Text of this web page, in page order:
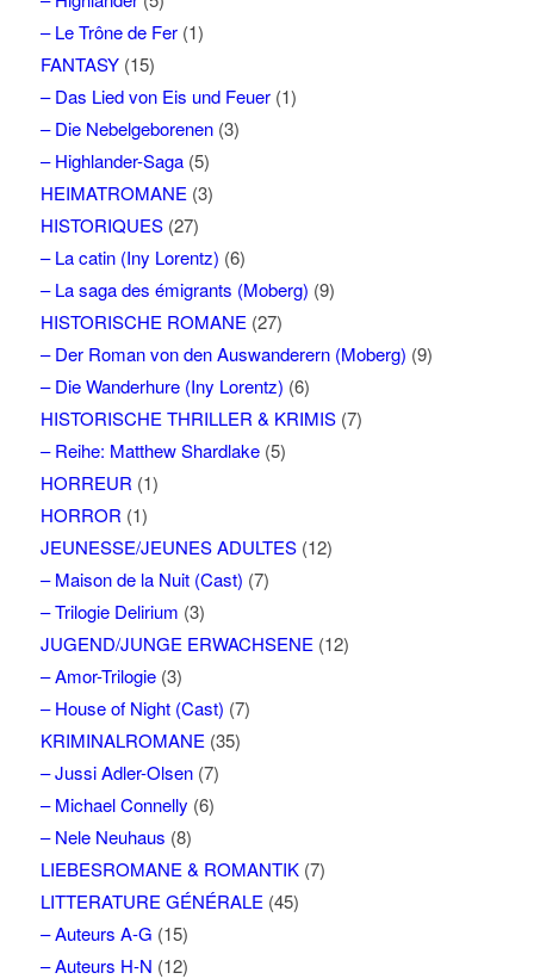
– Le Trône de Fer(1)
FANTASY(15)
– Das Lied von Eis und Feuer(1)
– Die Nebelgeborenen(3)
– Highlander-Saga(5)
HEIMATROMANE (3)
HISTORIQUES(27)
– La catin (Iny Lorentz) (6)
– La saga des émigrants (Moberg) (9)
HISTORISCHE ROMANE (27)
– Der Roman von den Auswanderern (Moberg) (9)
– Die Wanderhure (Iny Lorentz) (6)
HISTORISCHE THRILLER & KRIMIS(7)
– Reihe: Matthew Shardlake(5)
HORREUR (1)
HORROR (1)
JEUNESSE/JEUNES ADULTES(12)
– Maison de la Nuit (Cast) (7)
– Trilogie Delirium (3)
JUGEND/JUNGE ERWACHSENE (12)
– Amor-Trilogie(3)
– House of Night (Cast) (7)
KRIMINALROMANE (35)
– Jussi Adler-Olsen(7)
– Michael Connelly (6)
– Nele Neuhaus (8)
LIEBESROMANE & ROMANTIK(7)
LITTERATURE GÉNÉRALE (45)
– Auteurs A-G (15)
– Auteurs H-N (12)